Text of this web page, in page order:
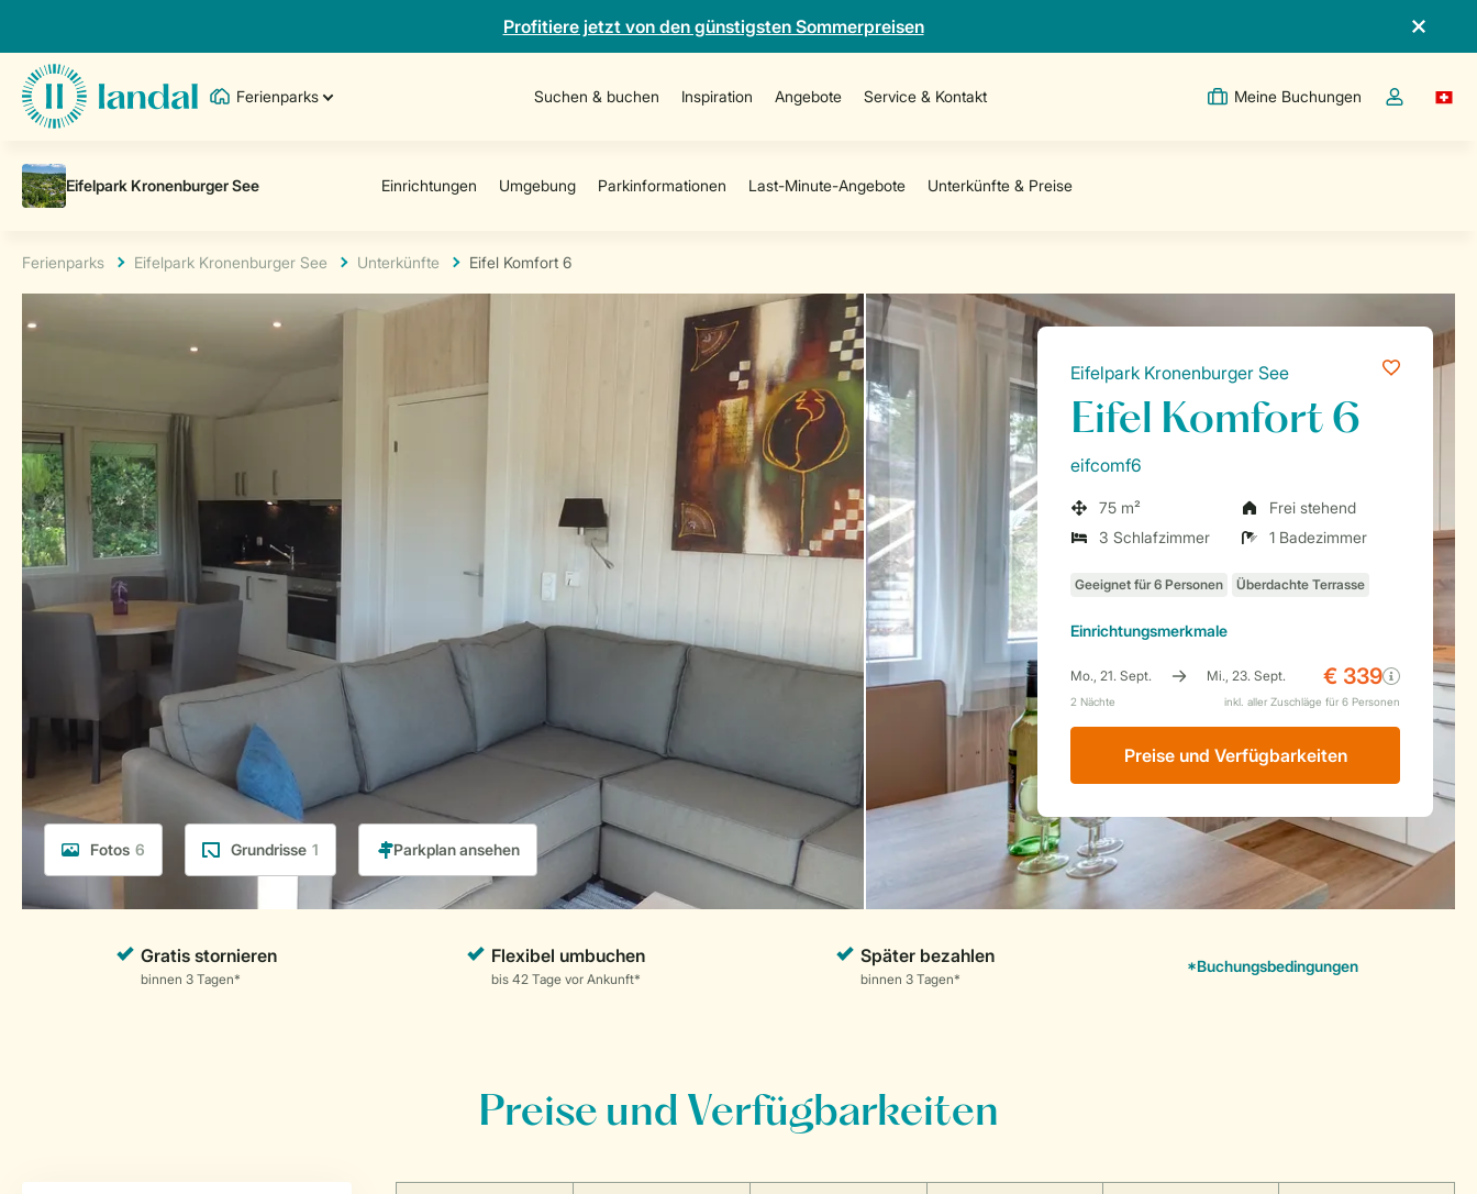
Profitiere jetzt von den günstigsten Sommerpreisen
Ferienparks Suchen & buchen Inspiration Angebote Service & Kontakt Meine Buchungen
Dropdown-
Ferienparks Eifelpark Kronenburger See Unterkünfte Eifel Komfort 6
Fotos 6 Grundrisse 1
Eifelpark Kronenburger See
Eifel Komfort 6
eifcomf6
75 m²
Frei stehend
3 Schlafzimmer
1 Badezimmer
Einrichtungsmerkmale
Preise und Verfügbarkeiten
Preise und Verfügbarkeiten